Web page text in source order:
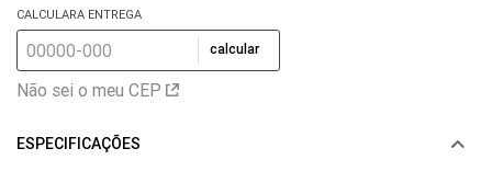
CALCULARA ENTREGA
calcular
Não sei o meu CEP
ESPECIFICAÇÕES